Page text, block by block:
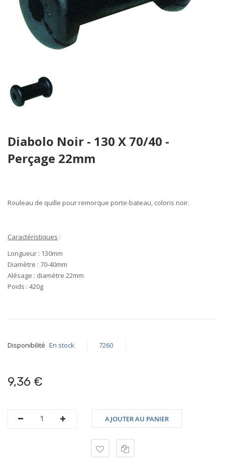
to
beginning
gallery
Diabolo Noir - 130 X 70/40 -
Perçage 22mm
Rouleau de quille pour remorque porte-bateau, coloris noir.
Caractéristiques :
Longueur : 130mm
Diamètre : 70-40mm
Alésage : diamètre 22mm
Poids : 420g
Disponibilité En stock 7260
9,36 €
AJOUTER AU PANIER